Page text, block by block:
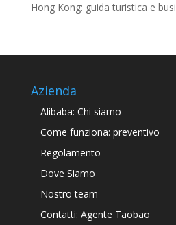
Hong Kong: guida turistica e
Azienda
Alibaba: Chi siamo
Come funziona: preventivo
Regolamento
Dove Siamo
Nostro team
Contatti: Agente Taobao